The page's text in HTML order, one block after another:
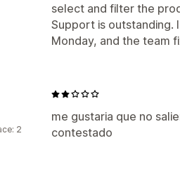
select and filter the
Support is outstanding.
Monday, and the team
me gustaria que no
contestado
2